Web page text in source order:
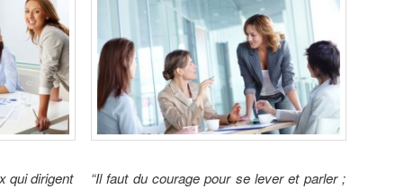
qui dirigent
“Il faut du courage pour se lever et parler ;